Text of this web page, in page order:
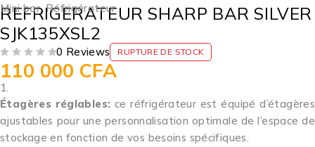
Mini bar, Réfrigérateur
REFRIGERATEUR SHARP BAR SILVER
SJK135XSL2
0 Reviews RUPTURE DE STOCK
110 000 CFA
Étagères réglables: ce réfrigérateur est équipé d’étagères
ajustables pour une personnalisation optimale de l’espace de
stockage en fonction de vos besoins spécifiques.